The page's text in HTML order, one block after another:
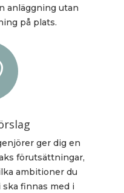
anläggning utan
på plats.
ger dig en
förutsättningar,
ambitioner du
finnas med i